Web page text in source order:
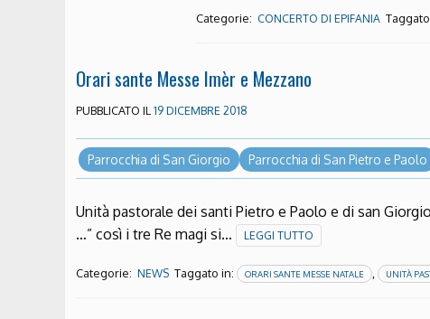
Categorie: CONCERTO DI EPIFANIA
Orari sante Messe Imèr e Mezzano
PUBBLICATO IL 19 DICEMBRE 2018
Parrocchia di San Giorgio Parrocchia di San Pietro e Paolo
Unità pastorale dei santi Pietro e Paolo e di san
…” così i tre Re magi si…
LEGGI TUTTO
Categorie: NEWS Taggato in: ORARI SANTE MESSE NATALE UNITÀ